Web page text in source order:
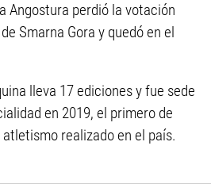
Angostura perdió la votación
Smarna Gora y quedó en el
lleva 17 ediciones y fue sede
en 2019, el primero de
realizado en el país.